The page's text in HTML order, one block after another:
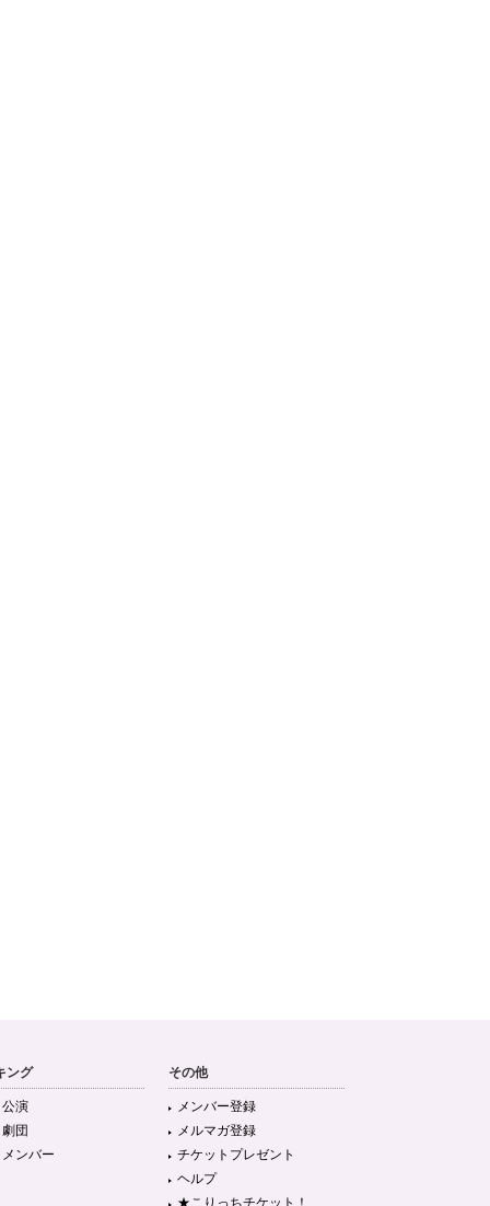
ング
演
団
ンバー
その他
メンバー登録
メルマガ登録
チケットプレゼント
ヘルプ
★こりっちチケット！